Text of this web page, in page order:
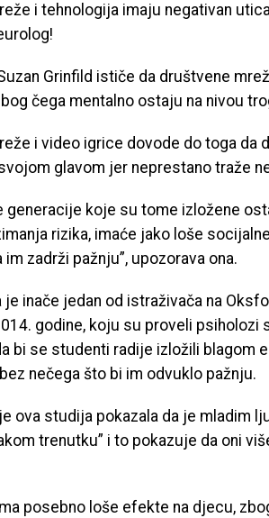
i tehnologija imaju negativan
Grinfild ističe da društvene
čega mentalno ostaju na nivou
i video igrice dovode do toga da
glavom jer neprestano traže
generacije koje su tome izložene
rizika, imaće jako loše
im zadrži pažnju”, upozorava ona.
je inače jedan od istraživača na
godine, koju su proveli psiholozi
bi se studenti radije izložili blagom
nečega što bi im odvuklo pažnju.
ova studija pokazala da je mladim
trenutku” i to pokazuje da oni
posebno loše efekte na djecu,